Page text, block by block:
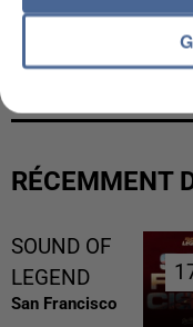
L’UN DES
MAFIA
RÉCEMMENT
SOUND OF
LEGEND
San Francisco